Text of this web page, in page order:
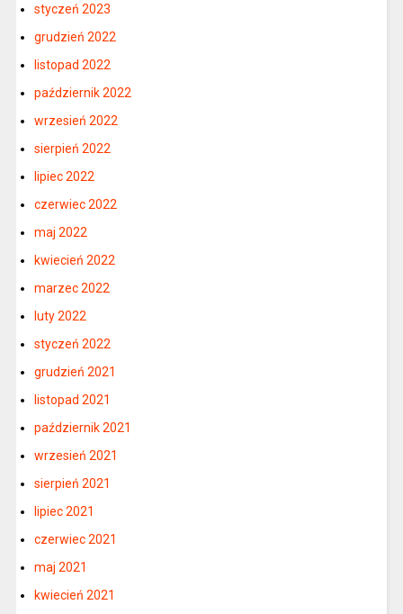
styczeń 2023
grudzień 2022
listopad 2022
październik 2022
wrzesień 2022
sierpień 2022
lipiec 2022
czerwiec 2022
maj 2022
kwiecień 2022
marzec 2022
luty 2022
styczeń 2022
grudzień 2021
listopad 2021
październik 2021
wrzesień 2021
sierpień 2021
lipiec 2021
czerwiec 2021
maj 2021
kwiecień 2021